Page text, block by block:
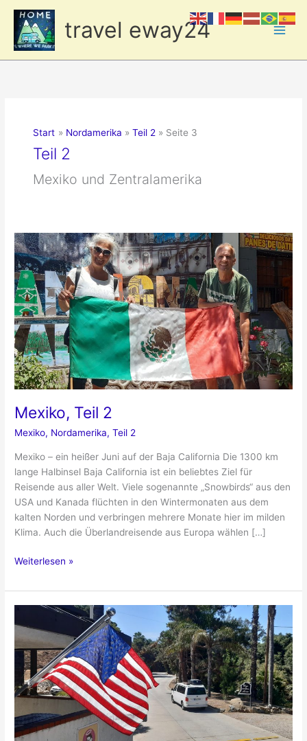
Inhalt
springen
travel eway24
Start Nordamerika Teil 2 Seite 3
Teil 2
Mexiko und Zentralamerika
Mexiko, Teil 2
Mexiko, Nordamerika,Teil 2
Mexiko – ein heißer Juni auf der Baja California Die 1300 km
lange Halbinsel Baja California ist ein beliebtes Ziel für
Reisende aus aller Welt. Viele sogenannte „Snowbirds“ aus den
USA und Kanada flüchten in den Wintermonaten aus dem
kalten Norden und verbringen mehrere Monate hier im milden
Klima. Auch die Überlandreisende aus Europa wählen […]
Mexiko,
2
Weiterlesen »